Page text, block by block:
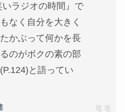
ラジオの時間』で
なく自分を大きく
かぶって何かを長
のがボクの素の部
と語ってい